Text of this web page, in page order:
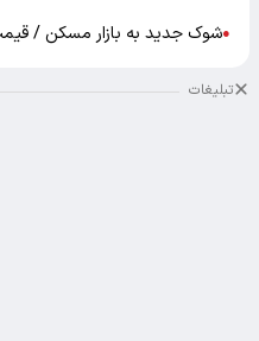
●شوک جدید به بازار مسکن /
تبلیغات